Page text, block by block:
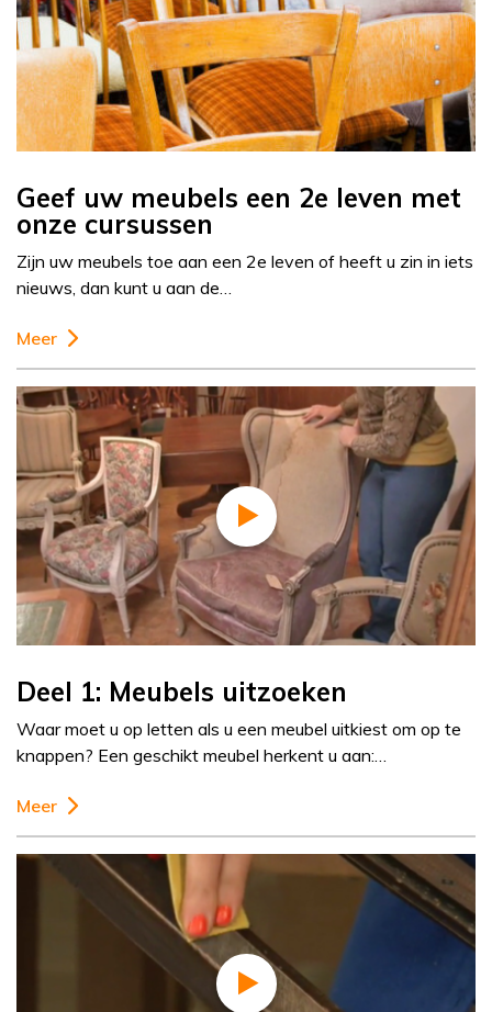
Geef uw meubels een 2e leven met
onze cursussen
Zijn uw meubels toe aan een 2e leven of heeft u zin in iets
nieuws, dan kunt u aan de…
Meer
Deel 1: Meubels uitzoeken
Waar moet u op letten als u een meubel uitkiest om op te
knappen? Een geschikt meubel herkent u aan:…
Meer